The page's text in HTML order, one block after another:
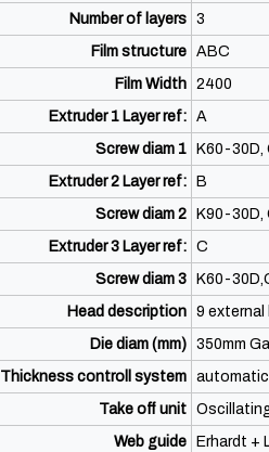
Number of layers 3
Film structure ABC
Film Width 2400
Extruder 1 Layer ref: A
Screw diam 1
K60-30D,
Extruder 2 Layer ref:
B
Screw diam 2
K90-30D,
Extruder 3 Layer ref: C
Screw diam 3
K60-
Head description 9 external
Die diam (mm) 350mm
Thickness controll system
Take off unit
Web guide
Erhardt +